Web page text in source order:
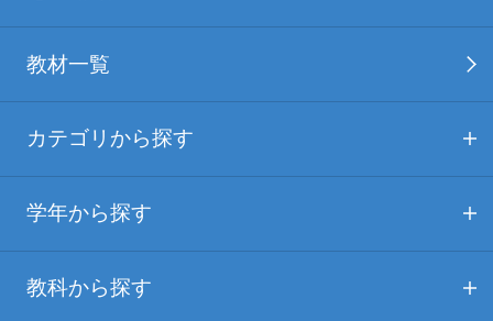
教材一覧
カテゴリから探す
学年から探す
教科から探す